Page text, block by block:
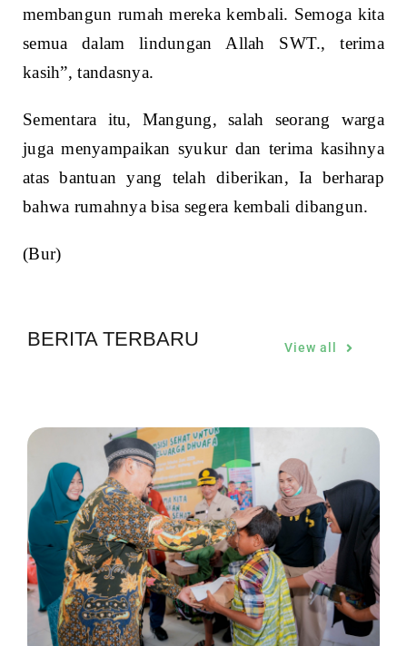
membangun rumah mereka kembali. Semoga kita
semua dalam lindungan Allah SWT., terima
kasih”, tandasnya.
Sementara itu, Mangung, salah seorang warga
juga menyampaikan syukur dan terima kasihnya
atas bantuan yang telah diberikan, Ia berharap
bahwa rumahnya bisa segera kembali dibangun.
(Bur)
BERITA TERBARU View all